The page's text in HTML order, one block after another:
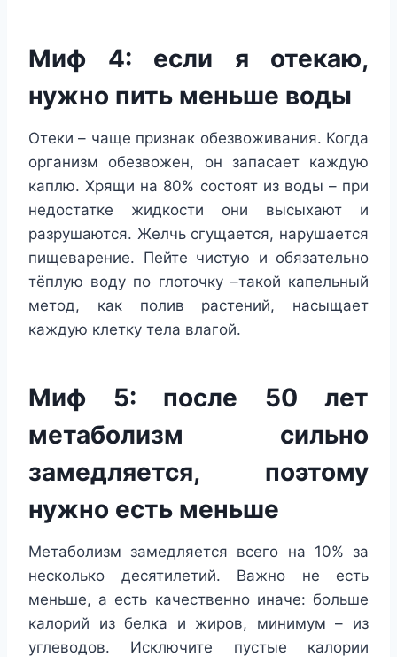
Миф 4: если я отекаю,
нужно пить меньше воды
Отеки – чаще признак обезвоживания. Когда
организм обезвожен, он запасает каждую
каплю. Хрящи на 80% состоят из воды – при
недостатке жидкости они высыхают и
разрушаются. Желчь сгущается, нарушается
пищеварение. Пейте чистую и обязательно
тёплую воду по глоточку –такой капельный
метод, как полив растений, насыщает
каждую клетку тела влагой.
Миф 5: после 50 лет
метаболизм сильно
замедляется, поэтому
нужно есть меньше
Метаболизм замедляется всего на 10% за
несколько десятилетий. Важно не есть
меньше, а есть качественно иначе: больше
калорий из белка и жиров, минимум – из
углеводов. Исключите пустые калории